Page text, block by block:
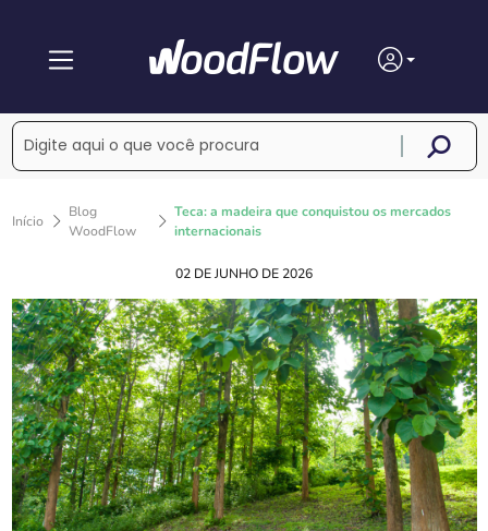
Início
Blog
WoodFlow
Teca: a madeira que conquistou os mercados
internacionais
02 DE JUNHO DE 2026